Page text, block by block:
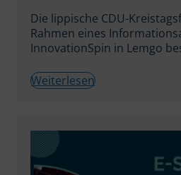
Die lippische CDU-
Rahmen eines
InnovationSpin in Lemgo
Weiterlesen